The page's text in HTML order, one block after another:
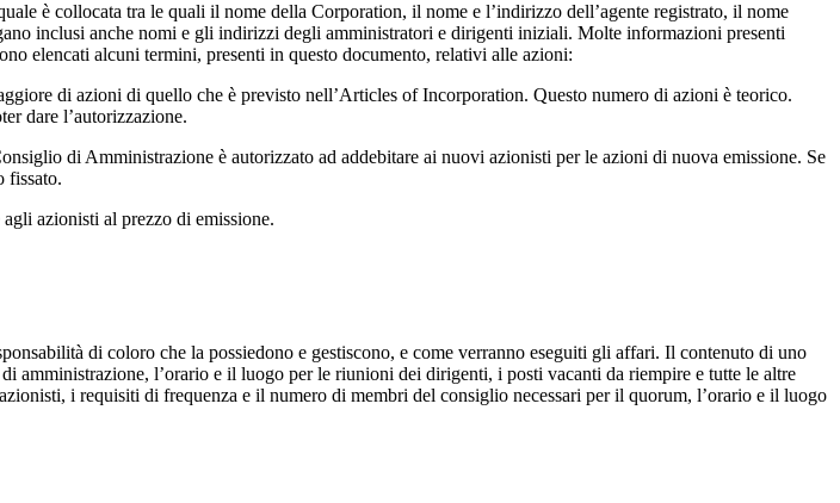
è collocata tra le quali il nome della Corporation, il nome e l’indirizzo dell’agente registrato, il nome
inclusi anche nomi e gli indirizzi degli amministratori e dirigenti iniziali. Molte informazioni presenti
elencati alcuni termini, presenti in questo documento, relativi alle azioni:
di azioni di quello che è previsto nell’Articles of Incorporation. Questo numero di azioni è teorico.
dare l’autorizzazione.
di Amministrazione è autorizzato ad addebitare ai nuovi azionisti per le azioni di nuova emissione. Se
fissato.
azionisti al prezzo di emissione.
di coloro che la possiedono e gestiscono, e come verranno eseguiti gli affari. Il contenuto di uno
amministrazione, l’orario e il luogo per le riunioni dei dirigenti, i posti vacanti da riempire e tutte le altre
i requisiti di frequenza e il numero di membri del consiglio necessari per il quorum, l’orario e il luogo